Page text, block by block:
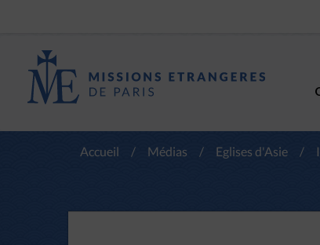
Accueil / Médias / Eglises d'Asie /